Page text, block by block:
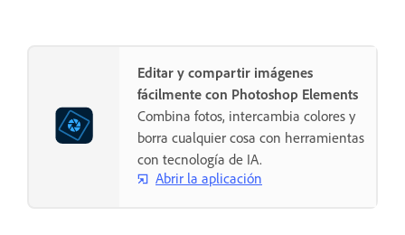
Editar y compartir imágenes
fácilmente con Photoshop Elements
Combina fotos, intercambia colores y
borra cualquier cosa con herramientas
con tecnología de IA.
Abrir la aplicación